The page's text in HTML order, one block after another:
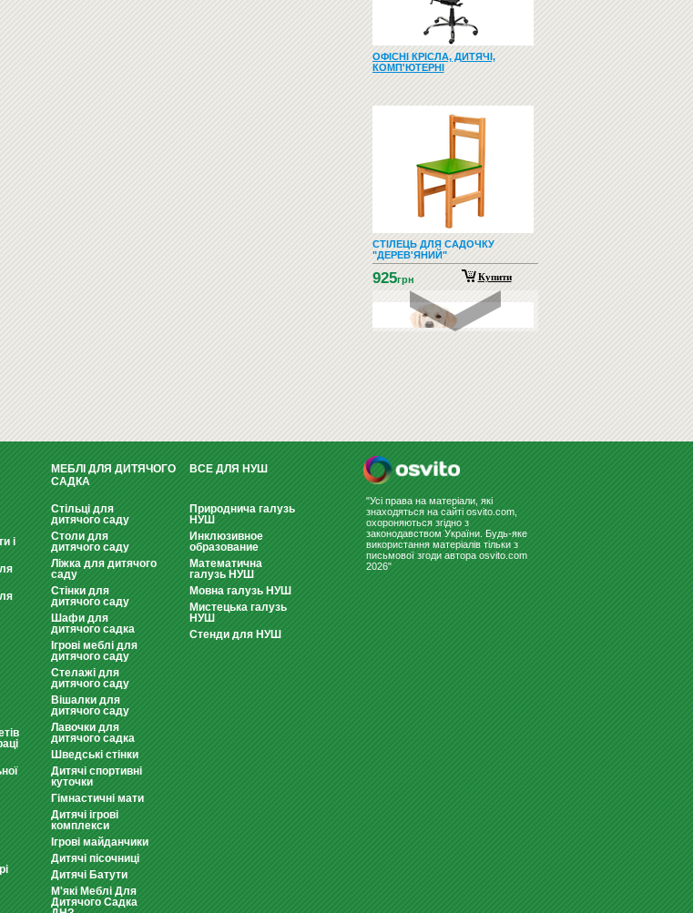
ОФІСНІ КРІСЛА, ДИТЯЧІ,
КОМП'ЮТЕРНІ
СТІЛЕЦЬ ДЛЯ САДОЧКУ
"ДЕРЕВ'ЯНИЙ"
925грн Купити
ЗООТОВАРИ (ТОВАРИ ДЛЯ
і
МЕБЛІ ДЛЯ ДИТЯЧОГО
САДКА
Стільці для
дитячого саду
Столи для
дитячого саду
Ліжка для дитячого
саду
Стінки для
дитячого саду
Шафи для
дитячого садка
Ігрові меблі для
дитячого саду
Стелажі для
дитячого саду
Вішалки для
дитячого саду
Лавочки для
дитячого садка
Шведські стінки
Дитячі спортивні
куточки
Гімнастичні мати
Дитячі ігрові
комплекси
Ігрові майданчики
Дитячі пісочниці
Дитячі Батути
М'які Меблі Для
Дитячого Садка
ВСЕ ДЛЯ НУШ
Природнича галузь
НУШ
Инклюзивное
образование
Математична
галузь НУШ
Мовна галузь НУШ
Мистецька галузь
НУШ
Стенди для НУШ
"Усі права на матеріали, які
знаходяться на сайті osvito.com,
охороняються згідно з
законодавством України. Будь-яке
використання матеріалів тільки з
письмової згоди автора osvito.com
2026"